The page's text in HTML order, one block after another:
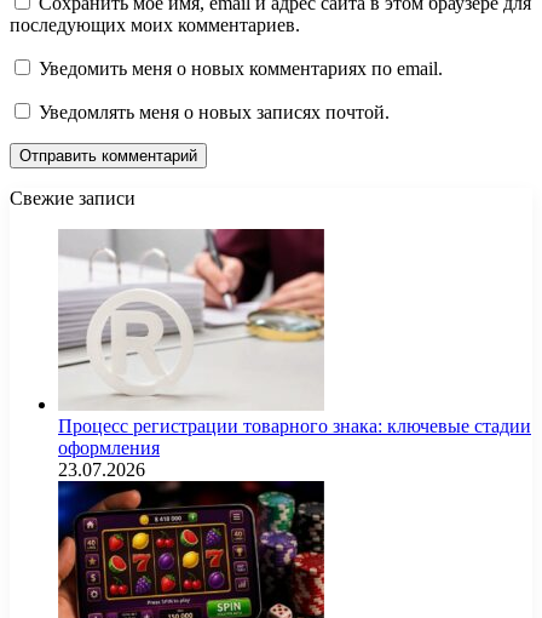
последующих моих комментариев.
Уведомить меня о новых комментариях по email.
Уведомлять меня о новых записях почтой.
Свежие записи
Процесс регистрации товарного знака: ключевые стадии
оформления
23.07.2026